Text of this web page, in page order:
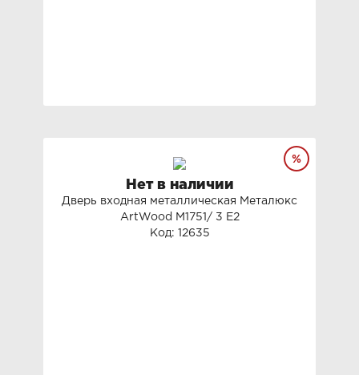
Нет в наличии
Дверь входная металлическая Металюкс
ArtWood М1751/ 3 Е2
Код: 12635